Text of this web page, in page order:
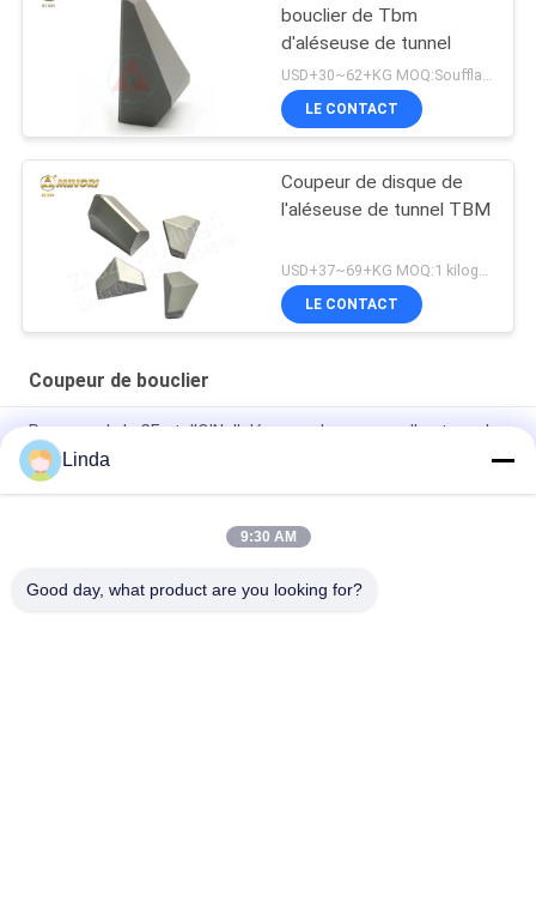
bouclier de Tbm
d'aléseuse de tunnel
USD+30~62+KG MOQ:Soufflage de sable
LE CONTACT
Coupeur de disque de
l'aléseuse de tunnel TBM
USD+37~69+KG MOQ:1 kilogramme
LE CONTACT
Coupeur de bouclier
Passage de la CE et d'OIN d'aléseuse de perçage d'un tunnel
de coupeur de bouclier du carbure cimenté TBM
Coupeur de bouclier de carbure cimenté de tungstène
Coupeur cimenté de disque en métal du carbure de tungstène
Linda
9:30 AM
Good day, what product are you looking for?